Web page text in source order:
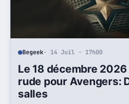
Begeek· 14 Juil · 17h00
Le 18 décembre 2026
rude pour Avengers:
salles